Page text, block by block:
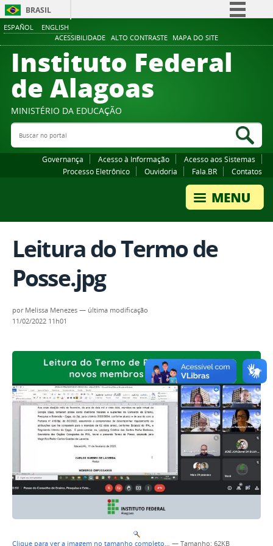
ESPAÑOL ENGLISH
ACESSIBILIDADE ALTO CONTRASTE MAPA DO SITE
BRASIL
Comunica BR
Participe
Canais
Instituto Federal
de Alagoas
MINISTÉRIO DA EDUCAÇÃO
Buscar no portal
Governança Acesso à Informação
Acesso aos Sistemas
Processo Eletrônico
Ouvidoria Fala.BR Contatos
Leitura do Termo de
Posse.jpg
por Melissa Menezes — última modificação
11/02/2022 11h01
Clique para ver a imagem no tamanho completo… — Tamanho: 62KB